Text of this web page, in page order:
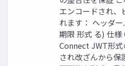
エンコードされ、
れます： ヘッダ
期限 形式 る) 仕
Connect JWT形
され改ざんから保